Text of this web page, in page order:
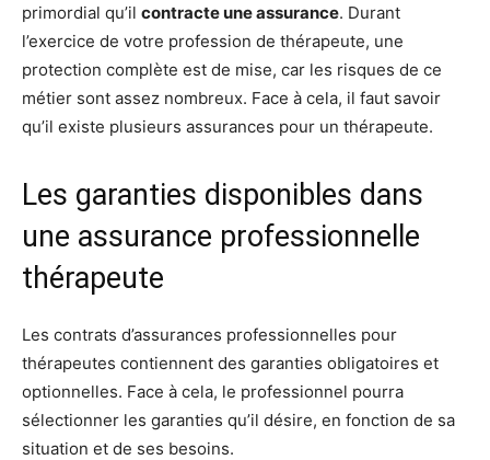
primordial qu’il contracte une assurance. Durant
l’exercice de votre profession de thérapeute, une
protection complète est de mise, car les risques de ce
métier sont assez nombreux. Face à cela, il faut savoir
qu’il existe plusieurs assurances pour un thérapeute.
Les garanties disponibles dans
une assurance professionnelle
thérapeute
Les contrats d’assurances professionnelles pour
thérapeutes contiennent des garanties obligatoires et
optionnelles. Face à cela, le professionnel pourra
sélectionner les garanties qu’il désire, en fonction de sa
situation et de ses besoins.